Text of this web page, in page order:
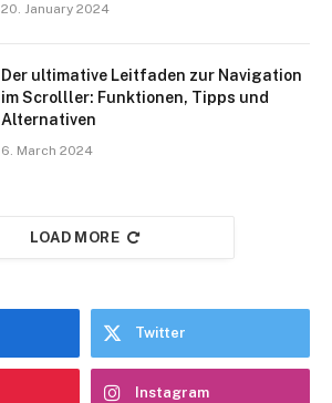
20. January 2024
Der ultimative Leitfaden zur Navigation
im Scrolller: Funktionen, Tipps und
Alternativen
6. March 2024
LOAD MORE
Twitter
Instagram